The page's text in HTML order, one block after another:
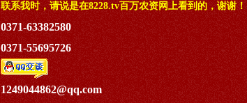
联系我时，请说是在8228.tv百万农资网上看到的，谢谢！
0371-63382580
0371-55695726
1249044862@qq.com